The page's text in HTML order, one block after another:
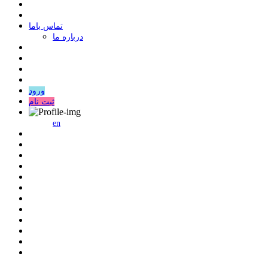
ﺗﻤﺎﺱ ﺑﺎﻣﺎ
درباره ما
ورود
ثبت نام
en